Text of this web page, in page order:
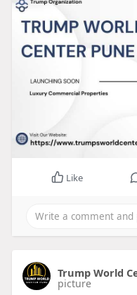
Like
Trump World
picture